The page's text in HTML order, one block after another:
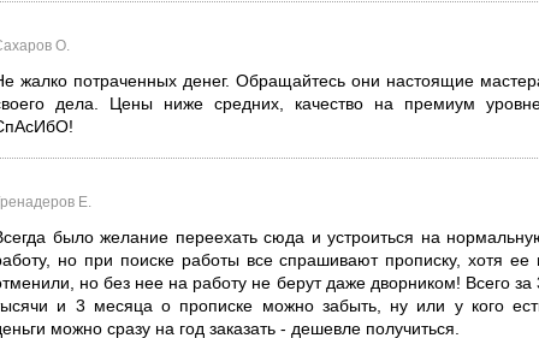
О.
жалко потраченных денег. Обращайтесь они настоящие
дела. Цены ниже средних, качество на премиум
Е.
было желание переехать сюда и устроиться на
но при поиске работы все спрашивают прописку, хотя ее
но без нее на работу не берут даже дворником! Всего за
и 3 месяца о прописке можно забыть, ну или у кого
можно сразу на год заказать - дешевле получиться.